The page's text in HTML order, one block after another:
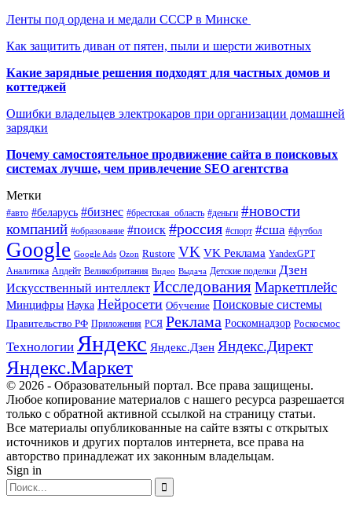
Ленты под ордена и медали СССР в Минске
Как защитить диван от пятен, пыли и шерсти животных
Какие зарядные решения подходят для частных домов и
коттеджей
Ошибки владельцев электрокаров при организации домашней
зарядки
Почему самостоятельное продвижение сайта в поисковых
системах лучше, чем привлечение SEO агентства
Метки
#авто #беларусь #бизнес #брестская_область #деньги #новости
компаний #образование #поиск #россия #спорт #сша #футбол
Google Google Ads Ozon Rustore VK VK Реклама YandexGPT
Аналитика Апдейт Великобритания Видео Выдача Детские поделки Дзен
Искусственный интеллект ИсследованияМаркетплейс
Минцифры Наука Нейросети Обучение Поисковые системы
Правительство РФ Приложения РСЯ Реклама Роскомнадзор Роскосмос
Технологии Яндекс Яндекс.Дзен Яндекс.Директ
Яндекс.Маркет
© 2026 - Образовательный портал. Все права защищены.
Любое копирование материалов с нашего ресурса разрешается
только с обратной активной ссылкой на страницу статьи.
Все материалы опубликованные на сайте взяты с открытых
источников и других порталов интернета, все права на
авторство принадлежат их законным владельцам.
Sign in